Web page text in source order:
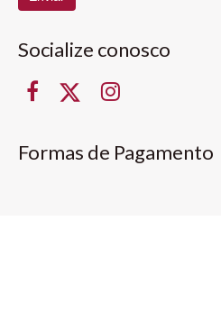
Socialize conosco
Formas de Pagamento